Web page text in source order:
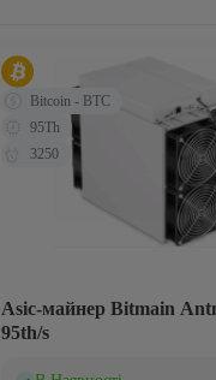
Asic-майнер Bitmain
95th/s
Bitcoin - BTC
95Th
3250